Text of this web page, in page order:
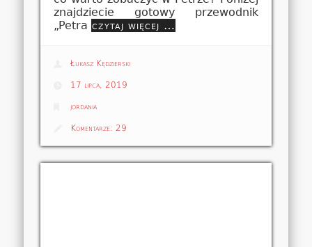
znajdziecie gotowy przewodnik
„Petra czytaj więcej …
Łukasz Kędzierski
17 lipca, 2019
jordania
Komentarze: 29